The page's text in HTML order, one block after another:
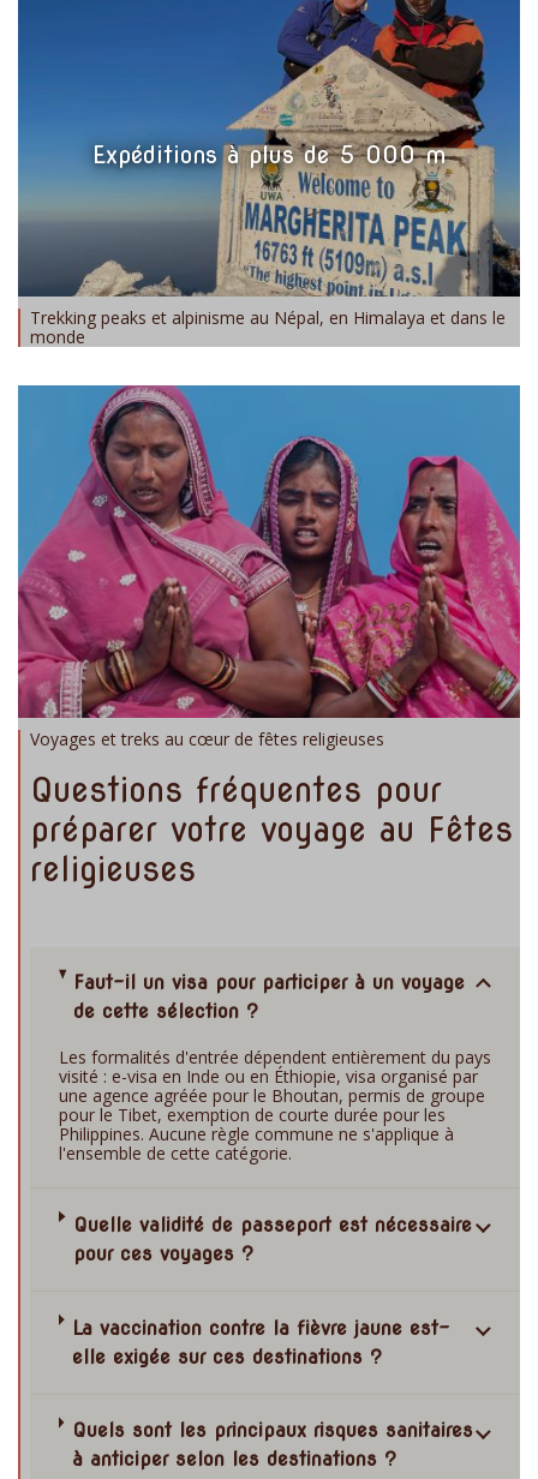
Expéditions à plus de 5 000 m
Trekking peaks et alpinisme au Népal, en Himalaya et dans le
monde
Voyages et treks au cœur de fêtes religieuses
Questions fréquentes pour
préparer votre voyage au Fêtes
religieuses
Faut-il un visa pour participer à un voyage
de cette sélection ?
Les formalités d'entrée dépendent entièrement du pays
visité : e-visa en Inde ou en Éthiopie, visa organisé par
une agence agréée pour le Bhoutan, permis de groupe
pour le Tibet, exemption de courte durée pour les
Philippines. Aucune règle commune ne s'applique à
l'ensemble de cette catégorie.
Quelle validité de passeport est nécessaire
pour ces voyages ?
La vaccination contre la fièvre jaune est-
elle exigée sur ces destinations ?
Quels sont les principaux risques sanitaires
à anticiper selon les destinations ?